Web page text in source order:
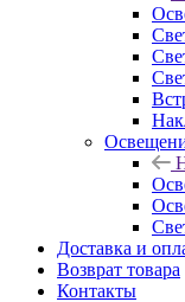
Доставка и
Возврат товара
Контакты